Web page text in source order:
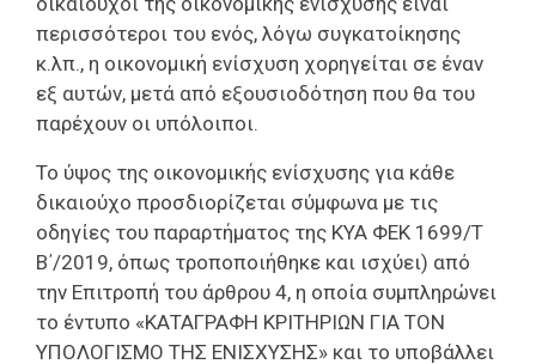
περισσότεροι του ενός, λόγω συγκατοίκησης
κ.λπ., η οικονομική ενίσχυση χορηγείται σε έναν
εξ αυτών, μετά από εξουσιοδότηση που θα του
παρέχουν οι υπόλοιποι.
Το ύψος της οικονομικής ενίσχυσης για κάθε
δικαιούχο προσδιορίζεται σύμφωνα με τις
οδηγίες του παραρτήματος της ΚΥΑ ΦΕΚ 1699/Τ
Β΄/2019, όπως τροποποιήθηκε και ισχύει) από
την Επιτροπή του άρθρου 4, η οποία συμπληρώνει
το έντυπο «ΚΑΤΑΓΡΑΦΗ ΚΡΙΤΗΡΙΩΝ ΓΙΑ ΤΟΝ
ΥΠΟΛΟΓΙΣΜΟ ΤΗΣ ΕΝΙΣΧΥΣΗΣ» και το υποβάλλει